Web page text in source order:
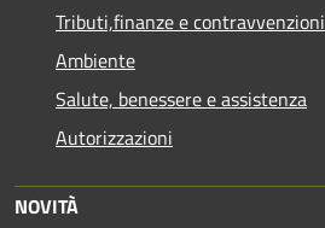
Tributi,finanze e contravvenzioni
Ambiente
Salute, benessere e assistenza
Autorizzazioni
NOVITÀ